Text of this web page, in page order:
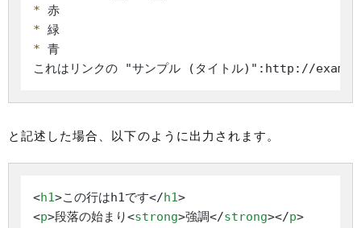
*
*
* 青
と記述した場合、以下のように出力されます。
<h1>この行はh1です</h1>
<p>段落の始まり<strong>強調</strong></p>